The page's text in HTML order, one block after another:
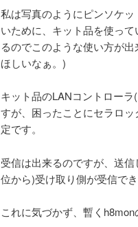
私は写真のようにピンソケ
いために、キット品を使っ
るのでこのような使い方が
ほしいなぁ。)
キット品のLANコントロー
すが、困ったことにセラロ
定です。
受信は出来るのですが、送
位から)受け取り側が受信で
これに気づかず、暫く